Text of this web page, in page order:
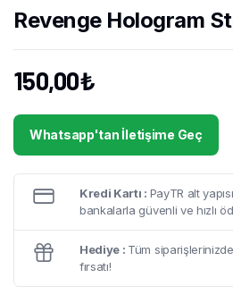
Revenge Hologram
150,00₺
Whatsapp'tan İletişime Geç
Kredi Kartı : PayTR alt
bankalarla güvenli ve hızlı
Hediye : Tüm
fırsatı!